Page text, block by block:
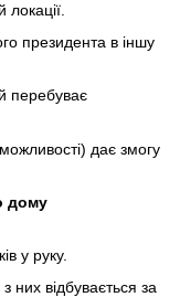
локації.
президента в іншу
перебуває
дає змогу
дому
у руку.
них відбувається за